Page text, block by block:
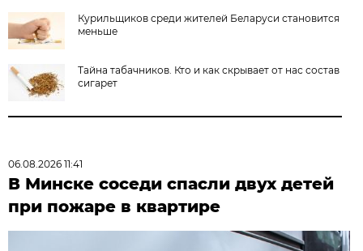
Курильщиков среди жителей Беларуси становится
меньше
Тайна табачников. Кто и как скрывает от нас состав
сигарет
06.08.2026 11:41
В Минске соседи спасли двух детей
при пожаре в квартире